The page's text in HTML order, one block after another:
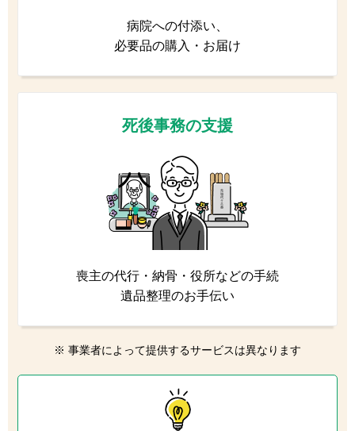
病院への付添い、
必要品の購入・お届け
死後事務の支援
喪主の代行・納骨・役所などの手続
遺品整理のお手伝い
※ 事業者によって提供するサービスは異なります